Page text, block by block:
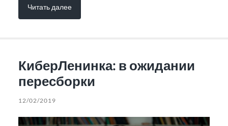
Читать далее
КиберЛенинка: в ожидании
пересборки
12/02/2019